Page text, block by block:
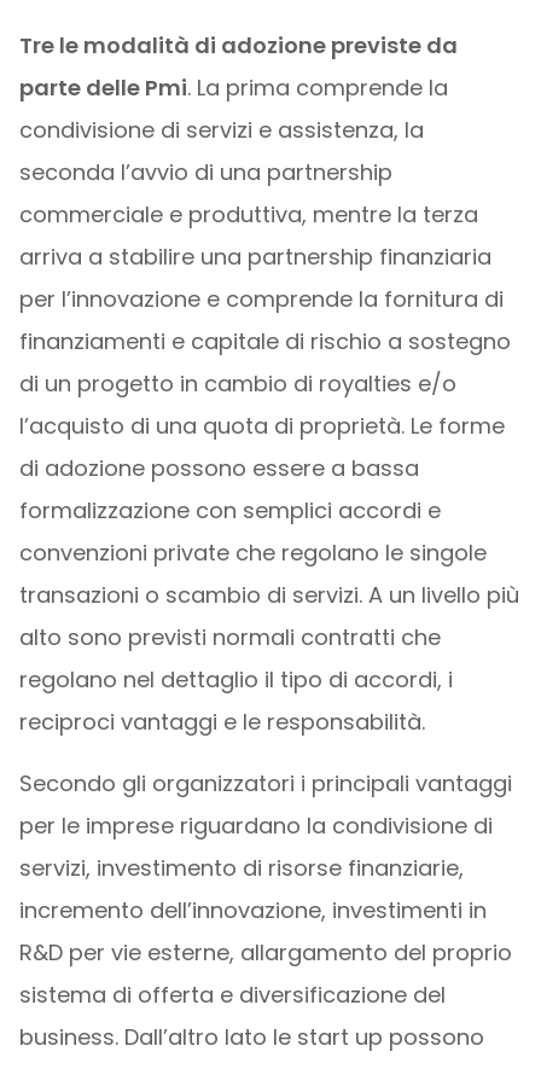
Tre le modalità di adozione previste da
parte delle Pmi. La prima comprende la
condivisione di servizi e assistenza, la
seconda l’avvio di una partnership
commerciale e produttiva, mentre la terza
arriva a stabilire una partnership finanziaria
per l’innovazione e comprende la fornitura di
finanziamenti e capitale di rischio a sostegno
di un progetto in cambio di royalties e/o
l’acquisto di una quota di proprietà. Le forme
di adozione possono essere a bassa
formalizzazione con semplici accordi e
convenzioni private che regolano le singole
transazioni o scambio di servizi. A un livello più
alto sono previsti normali contratti che
regolano nel dettaglio il tipo di accordi, i
reciproci vantaggi e le responsabilità.
Secondo gli organizzatori i principali vantaggi
per le imprese riguardano la condivisione di
servizi, investimento di risorse finanziarie,
incremento dell’innovazione, investimenti in
R&D per vie esterne, allargamento del proprio
sistema di offerta e diversificazione del
business. Dall’altro lato le start up possono